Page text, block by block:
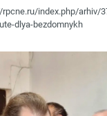
rpcne.ru/index.php/arhiv/
dlya-bezdomnykh